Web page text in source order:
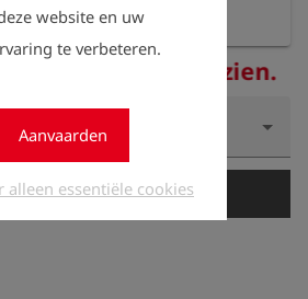
website en uw
te verbeteren.
Aanvaarden
alleen essentiële cookies
om de prijzen te zien.
In de winkelwagen